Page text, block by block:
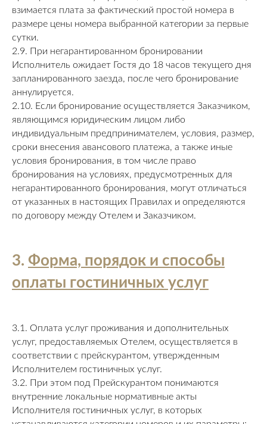
взимается плата за фактический простой номера в
размере цены номера выбранной категории за первые
сутки.
2.9. При негарантированном бронировании
Исполнитель ожидает Гостя до 18 часов текущего дня
запланированного заезда, после чего бронирование
аннулируется.
2.10. Если бронирование осуществляется Заказчиком,
являющимся юридическим лицом либо
индивидуальным предпринимателем, условия, размер,
сроки внесения авансового платежа, а также иные
условия бронирования, в том числе право
бронирования на условиях, предусмотренных для
негарантированного бронирования, могут отличаться
от указанных в настоящих Правилах и определяются
по договору между Отелем и Заказчиком.
3. Форма, порядок и способы
оплаты гостиничных услуг
3.1. Оплата услуг проживания и дополнительных
услуг, предоставляемых Отелем, осуществляется в
соответствии с прейскурантом, утвержденным
Исполнителем гостиничных услуг.
3.2. При этом под Прейскурантом понимаются
внутренние локальные нормативные акты
Исполнителя гостиничных услуг, в которых